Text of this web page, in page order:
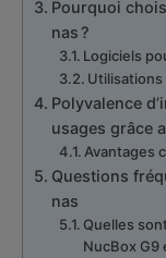
Pourquoi
nas ?
Logiciels
Utilisations
Polyvalence
usages grâce
Avantages
Questions
nas
Quelles
NucBox G9